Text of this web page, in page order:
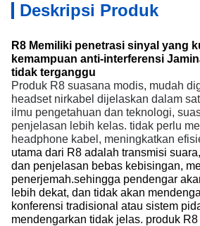
Deskripsi Produk
R8 Memiliki penetrasi sinyal yang
kemampuan anti-interferensi
tidak terganggu
Produk R8 suasana modis, mudah
headset nirkabel dijelaskan dalam
ilmu pengetahuan dan teknologi,
penjelasan lebih kelas. tidak perlu
headphone kabel, meningkatkan
utama dari R8 adalah transmisi
dan penjelasan bebas kebisingan,
penerjemah.sehingga pendengar
lebih dekat, dan tidak akan
konferensi tradisional atau sistem
mendengarkan tidak jelas. produk